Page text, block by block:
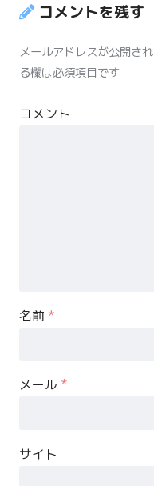
コメントを残す
メールアドレスが公開さ
る欄は必須項目です
コメント
名前 *
メール *
サイト